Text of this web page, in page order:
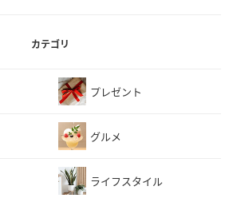
カテゴリ
プレゼント
グルメ
ライフスタイル